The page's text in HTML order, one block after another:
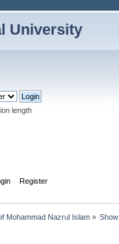
University
length
Register
Mohammad Nazrul Islam»